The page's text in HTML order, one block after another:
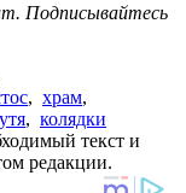
Подписывайтесь
, храм,
, колядки
текст и
редакции.